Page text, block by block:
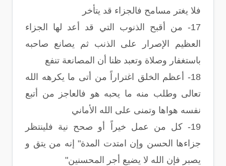
فلا يغتر مسامح فالجزاء قد يتأخر
17- من أقبح الذنوب التي قد أعد لها الجزاء
العظيم الإصرار على الذنب ثم يصانع صاحبه
باستغفار وصلاة وتعبد ظنا أن المصانعة تنفع
18- أعظم الخلق اغتراراً من أتى ما يكرهه الله
تعالى وطلب منه ما يحبه هو فالعاجز من أتبع
نفسه هواها وتمنى على الله الأماني
19- كل من عمل خيراً أو صحح نية فلينتظر
جزاءها الحسن وإن امتدت المدة" إنه من يتق و
يصبر فإن الله لا يضيع أجر المحسنين"